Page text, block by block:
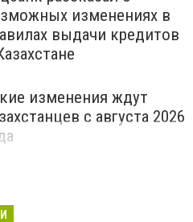
изменениях в
выдачи кредитов
изменения ждут
с августа 2026